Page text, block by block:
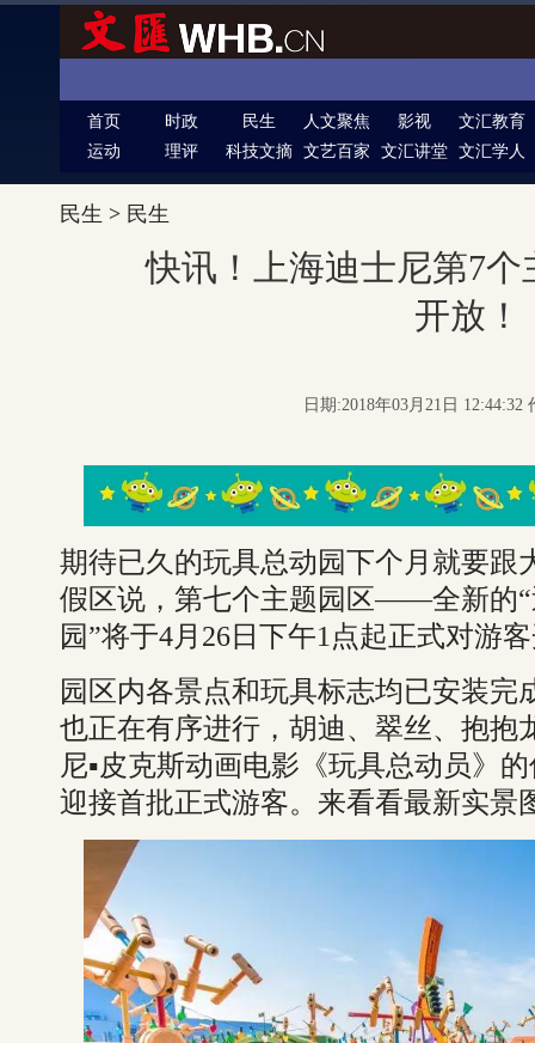
首页 时政 民生 人文聚焦 影视
文汇教育
运动
理评 科技文摘 文艺百家 文汇讲堂 文汇学人
民生 > 民生
快讯！上海迪士尼第7个
开放！
日期:2018年03月21日 12:44:32
期待已久的玩具总动园下个月就要跟
假区说，第七个主题园区——全新的“
园”将于4月26日下午1点起正式对游
园区内各景点和玩具标志均已安装完
也正在有序进行，胡迪、翠丝、抱抱
尼▪皮克斯动画电影《玩具总动员》
迎接首批正式游客。来看看最新实景